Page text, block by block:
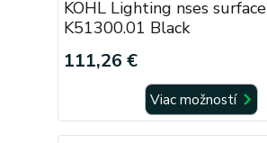
KOHL Lighting nses surface
K51300.01 Black
111,26 €
Viac možností